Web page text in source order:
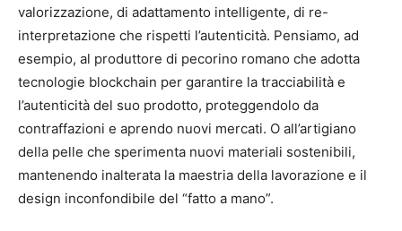
valorizzazione, di adattamento intelligente, di re-
interpretazione che rispetti l’autenticità. Pensiamo, ad
esempio, al produttore di pecorino romano che adotta
tecnologie blockchain per garantire la tracciabilità e
l’autenticità del suo prodotto, proteggendolo da
contraffazioni e aprendo nuovi mercati. O all’artigiano
della pelle che sperimenta nuovi materiali sostenibili,
mantenendo inalterata la maestria della lavorazione e il
design inconfondibile del “fatto a mano”.